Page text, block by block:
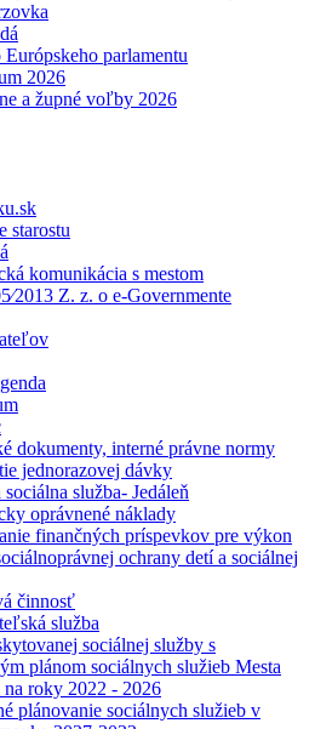
parlamentu
2026
a župné voľby 2026
starostu
komunikácia s mestom
Z. z. o e-Governmente
dokumenty, interné právne normy
jednorazovej dávky
služba- Jedáleň
oprávnené náklady
finančných príspevkov pre výkon
ochrany detí a sociálnej
činnosť
služba
sociálnej služby s
plánom sociálnych služieb Mesta
roky 2022 - 2026
plánovanie sociálnych služieb v